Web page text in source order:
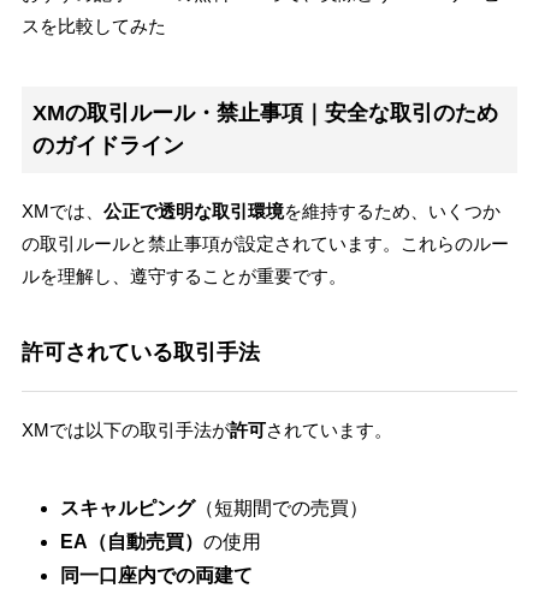
スを比較してみた
XMの取引ルール・禁止事項｜安全な取引のため
のガイドライン
XMでは、 公正で透明な取引環境を維持するため、いくつか
の取引ルールと禁止事項が設定されています。これらのルー
ルを理解し、遵守することが重要です。
許可されている取引手法
XMでは以下の取引手法が許可されています。
スキャルピング（短期間での売買）
EA（自動売買） の使用
同一口座内での両建て